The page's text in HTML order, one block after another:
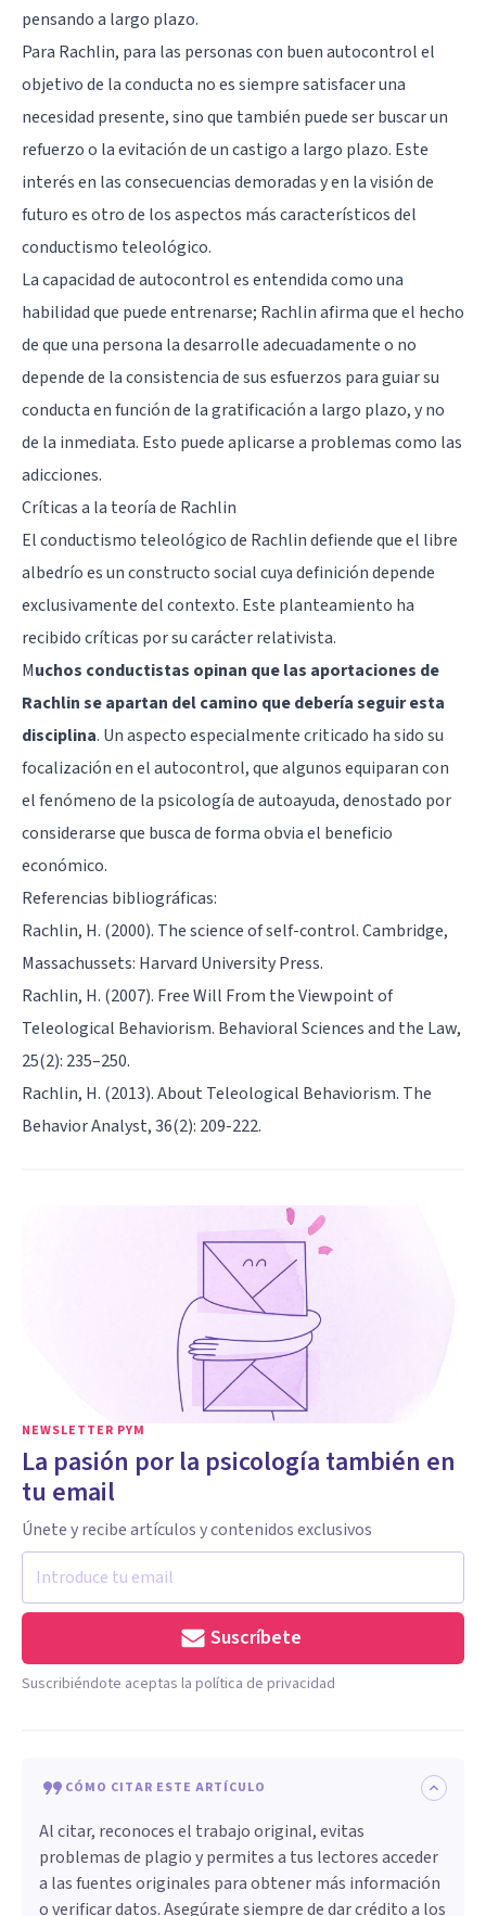
pensando a largo plazo.
Para Rachlin, para las personas con buen autocontrol el
objetivo de la conducta no es siempre satisfacer una
necesidad presente, sino que también puede ser buscar un
refuerzo o la evitación de un castigo a largo plazo. Este
interés en las consecuencias demoradas y en la visión de
futuro es otro de los aspectos más característicos del
conductismo teleológico.
La capacidad de autocontrol es entendida como una
habilidad que puede entrenarse; Rachlin afirma que el hecho
de que una persona la desarrolle adecuadamente o no
depende de la consistencia de sus esfuerzos para guiar su
conducta en función de la gratificación a largo plazo, y no
de la inmediata. Esto puede aplicarse a problemas como las
adicciones.
Críticas a la teoría de Rachlin
El conductismo teleológico de Rachlin defiende que el libre
albedrío es un constructo social cuya definición depende
exclusivamente del contexto. Este planteamiento ha
recibido críticas por su carácter relativista.
Muchos conductistas opinan que las aportaciones de
Rachlin se apartan del camino que debería seguir esta
disciplina. Un aspecto especialmente criticado ha sido su
focalización en el autocontrol, que algunos equiparan con
el fenómeno de la psicología de autoayuda, denostado por
considerarse que busca de forma obvia el beneficio
económico.
Referencias bibliográficas:
Rachlin, H. (2000). The science of self-control. Cambridge,
Massachussets: Harvard University Press.
Rachlin, H. (2007). Free Will From the Viewpoint of
Teleological Behaviorism. Behavioral Sciences and the Law,
25(2): 235–250.
Rachlin, H. (2013). About Teleological Behaviorism. The
Behavior Analyst, 36(2): 209-222.
NEWSLETTER PYM
La pasión por la psicología también en
tu email
Únete y recibe artículos y contenidos exclusivos
Suscríbete
Suscribiéndote aceptas la política de privacidad
CÓMO CITAR ESTE ARTÍCULO
Al citar, reconoces el trabajo original, evitas
problemas de plagio y permites a tus lectores acceder
a las fuentes originales para obtener más información
o verificar datos. Asegúrate siempre de dar crédito a los